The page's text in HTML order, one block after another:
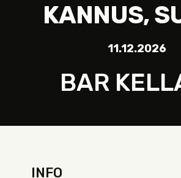
KANNUS,
11.12.2026
BAR
INFO